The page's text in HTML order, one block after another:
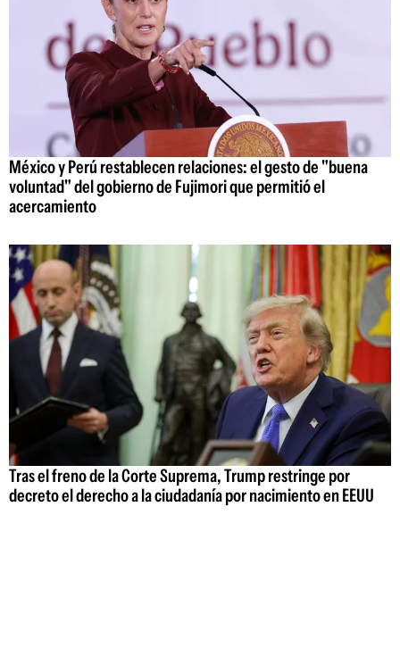
México y Perú restablecen relaciones: el gesto de "buena
voluntad" del gobierno de Fujimori que permitió el
acercamiento
Tras el freno de la Corte Suprema, Trump restringe por
decreto el derecho a la ciudadanía por nacimiento en EEUU